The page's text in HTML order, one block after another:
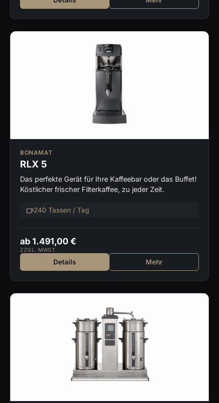
BONAMAT
RLX 5
Das perfekte Gerät für Ihre Kaffeebar oder das Buffet!
Köstlicher frischer Filterkaffee, zu jeder Zeit.
240 Tassen / Tag
ab 1.491,00 €
ZZGL. MWST.
Details Mehr